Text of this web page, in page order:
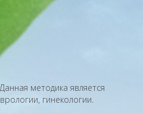
методика является
гинекологии.